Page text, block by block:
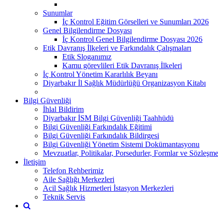
Sunumlar
İç Kontrol Eğitim Görselleri ve Sunumları 2026
Genel Bilgilendirme Dosyası
İç Kontrol Genel Bilgilendirme Dosyası 2026
Etik Davranış İlkeleri ve Farkındalık Çalışmaları
Etik Sloganımız
Kamu görevlileri Etik Davranış İlkeleri
İç Kontrol Yönetim Kararlılık Beyanı
Diyarbakır İl Sağlık Müdürlüğü Organizasyon Kitabı
Bilgi Güvenliği
İhlal Bildirim
Diyarbakır İSM Bilgi Güvenliği Taahhüdü
Bilgi Güvenliği Farkındalık Eğitimi
Bilgi Güvenliği Farkındalık Bildirgesi
Bilgi Güvenliği Yönetim Sistemi Dokümantasyonu
Mevzuatlar, Politikalar, Porsedurler, Formlar ve
İletişim
Telefon Rehberimiz
Aile Sağlığı Merkezleri
Acil Sağlık Hizmetleri İstasyon Merkezleri
Teknik Servis